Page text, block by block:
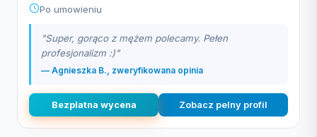
Po umowieniu
"Super, gorąco z mężem polecamy. Pełen
profesjonalizm :)"
— Agnieszka B., zweryfikowana opinia
Bezplatna wycena Zobacz pelny profil